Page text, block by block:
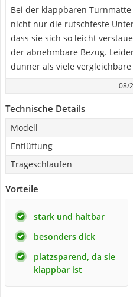
Bei der klappbaren
nicht nur die rutschfeste
dass sie sich so leicht
der abnehmbare Bezug.
dünner als viele vergleichbare
08/
Technische Details
Modell
Entlüftung
Trageschlaufen
Vorteile
stark und haltbar
besonders dick
platzsparend, da sie
klappbar ist